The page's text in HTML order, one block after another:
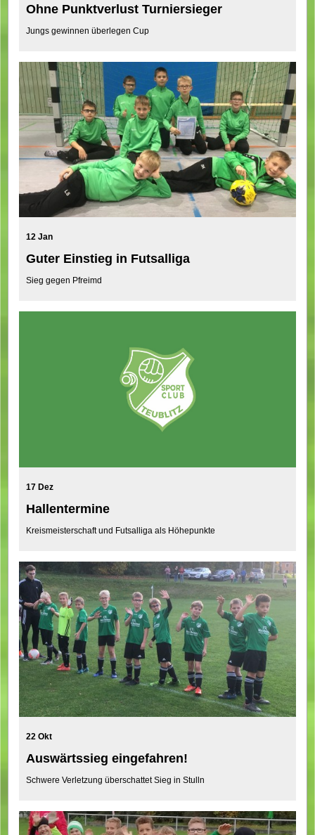
Ohne Punktverlust Turniersieger
Jungs gewinnen überlegen Cup
12 Jan
Guter Einstieg in Futsalliga
Sieg gegen Pfreimd
17 Dez
Hallentermine
Kreismeisterschaft und Futsalliga als Höhepunkte
22 Okt
Auswärtssieg eingefahren!
Schwere Verletzung überschattet Sieg in Stulln